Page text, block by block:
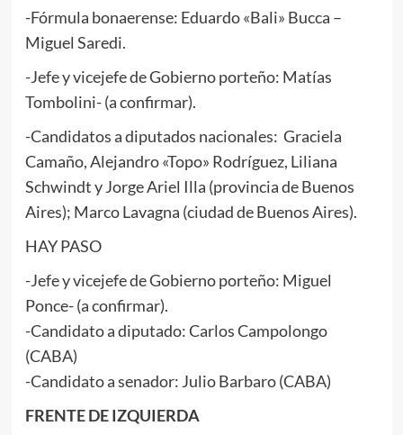
-Fórmula bonaerense: Eduardo «Bali» Bucca –
Miguel Saredi.
-Jefe y vicejefe de Gobierno porteño: Matías
Tombolini- (a confirmar).
-Candidatos a diputados nacionales: Graciela
Camaño, Alejandro «Topo» Rodríguez, Liliana
Schwindt y Jorge Ariel Illa (provincia de Buenos
Aires); Marco Lavagna (ciudad de Buenos Aires).
HAY PASO
-Jefe y vicejefe de Gobierno porteño: Miguel
Ponce- (a confirmar).
-Candidato a diputado: Carlos Campolongo
(CABA)
-Candidato a senador: Julio Barbaro (CABA)
FRENTE DE IZQUIERDA